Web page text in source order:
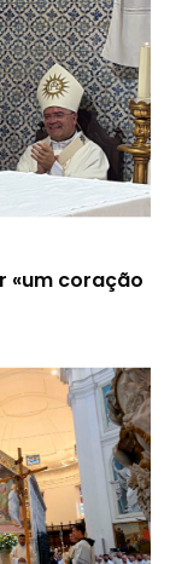
«um coração